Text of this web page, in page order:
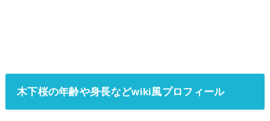
木下桜の年齢や身長などwiki風プロフィール